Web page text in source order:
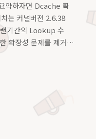
약하자면 Dcache 확
는 커널버젼 2.6.38
기간의 Lookup 수
확장성 문제를 제거